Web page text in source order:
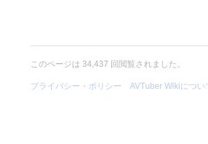
このページは 34,437 回閲覧されました。
プライバシー・ポリシー AVTuber Wikiについ